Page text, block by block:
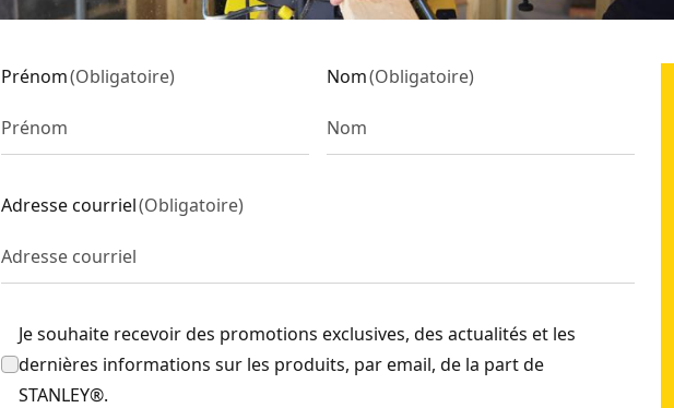
Prénom(Obligatoire) Nom(Obligatoire)
Adresse courriel(Obligatoire)
Je souhaite recevoir des promotions exclusives, des actualités et les
dernières informations sur les produits, par email, de la part de
STANLEY®.